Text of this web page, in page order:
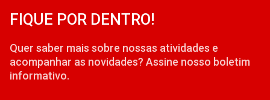
FIQUE POR DENTRO!
Quer saber mais sobre nossas atividades e
acompanhar as novidades? Assine nosso boletim
informativo.